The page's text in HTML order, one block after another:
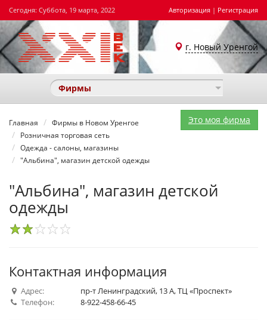
Сегодня: Суббота, 19 марта, 2022 Авторизация | Регистрация
г. Новый Уренгой
Фирмы
Это моя фирма
Главная
Фирмы в Новом Уренгое
Розничная торговая сеть
Одежда - салоны, магазины
"Альбина", магазин детской одежды
"Альбина", магазин детской
одежды
Контактная информация
Адрес:
пр-т Ленинградский, 13 А, ТЦ «Проспект»
Телефон:
8-922-458-66-45